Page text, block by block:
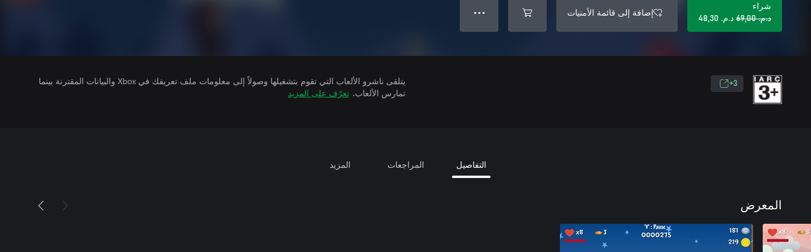
شراء
د.م.‏ 69,00
د.م.‏ 48,30
إضافة إلى قائمة الأمنيات ● ● ●
3+
يتلقى ناشرو الألعاب التي تقوم بتشغيلها وصولاً إلى معلومات ملف تعريفك في Xbox والبيانات المقترنة بينما
تمارس الألعاب. تعرّف على المزيد
التفاصيل المراجعات المزيد
المعرض